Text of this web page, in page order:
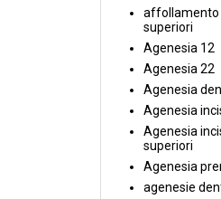
affollamento
superiori
Agenesia 12
Agenesia 22
Agenesia
Agenesia
Agenesia
superiori
Agenesia
agenesie